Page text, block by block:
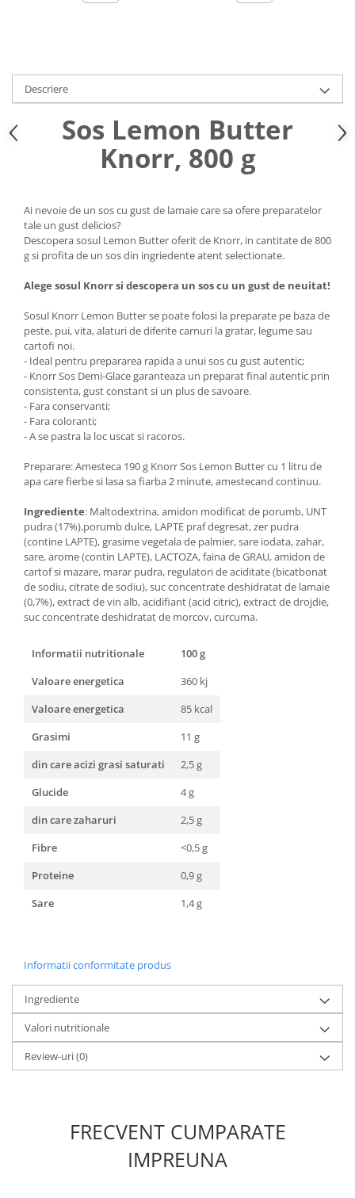
Descriere
Sos Lemon Butter
Knorr, 800 g
Ai nevoie de un sos cu gust de lamaie care sa ofere preparatelor
tale un gust delicios?
Descopera sosul Lemon Butter oferit de Knorr, in cantitate de 800
g si profita de un sos din ingriedente atent selectionate.
Alege sosul Knorr si descopera un sos cu un gust de neuitat!
Sosul Knorr Lemon Butter se poate folosi la preparate pe baza de
peste, pui, vita, alaturi de diferite carnuri la gratar, legume sau
cartofi noi.
- Ideal pentru prepararea rapida a unui sos cu gust autentic;
- Knorr Sos Demi-Glace garanteaza un preparat final autentic prin
consistenta, gust constant si un plus de savoare.
- Fara conservanti;
- Fara coloranti;
- A se pastra la loc uscat si racoros.
Preparare: Amesteca 190 g Knorr Sos Lemon Butter cu 1 litru de
apa care fierbe si lasa sa fiarba 2 minute, amestecand continuu.
Ingrediente: Maltodextrina, amidon modificat de porumb, UNT
pudra (17%),porumb dulce, LAPTE praf degresat, zer pudra
(contine LAPTE), grasime vegetala de palmier, sare iodata, zahar,
sare, arome (contin LAPTE), LACTOZA, faina de GRAU, amidon de
cartof si mazare, marar pudra, regulatori de aciditate (bicatbonat
de sodiu, citrate de sodiu), suc concentrate deshidratat de lamaie
(0,7%), extract de vin alb, acidifiant (acid citric), extract de drojdie,
suc concentrate deshidratat de morcov, curcuma.
Informatii nutritionale
100 g
Valoare energetica
360 kj
Valoare energetica
85 kcal
Grasimi
11 g
din care acizi grasi saturati
2,5 g
Glucide
4 g
din care zaharuri
2,5 g
Fibre
<0,5 g
Proteine
0,9 g
Sare
1,4 g
Informatii conformitate produs
Ingrediente
Valori nutritionale
Review-uri(0)
FRECVENT CUMPARATE
IMPREUNA